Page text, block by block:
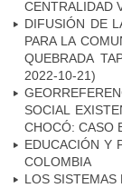
CENTRALIDAD
DIFUSIÓN DE
PARA LA
QUEBRADA
2022-10-21)
SOCIAL
CHOCÓ: CASO
EDUCACIÓN Y
COLOMBIA
LOS SISTEMAS